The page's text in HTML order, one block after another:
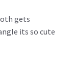
gets
its so cute